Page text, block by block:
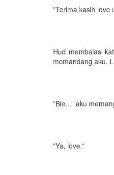
"Terima kasih love
Hud membalas
memandang aku.
"Bie..." aku
"Ya, love."